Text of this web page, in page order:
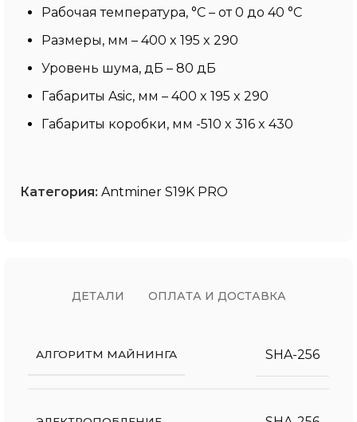
Рабочая температура, °С – от 0 до 40 °С
Размеры, мм – 400 x 195 x 290
Уровень шума, дБ – 80 дБ
Габариты Asic, мм – 400 x 195 x 290
Габариты коробки, мм -510 x 316 x 430
Категория: Antminer S19K PRO
ДЕТАЛИ ОПЛАТА И ДОСТАВКА
АЛГОРИТМ МАЙНИНГА SHA-256